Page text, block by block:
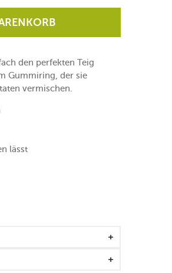
den perfekten Teig
Gummiring, der sie
vermischen.
lässt